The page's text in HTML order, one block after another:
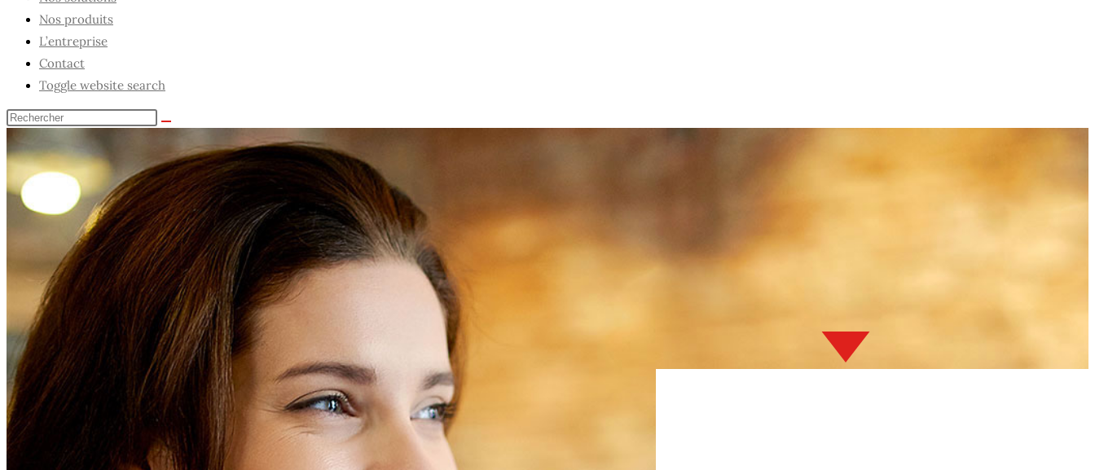
Nos produits
L’entreprise
Contact
Toggle website search